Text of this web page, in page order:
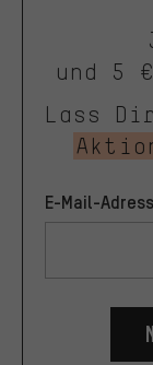
und 5
Lass
E-Mail-